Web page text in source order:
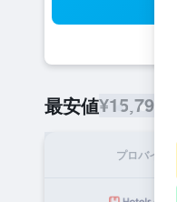
最安値¥15,797
プロバイダ